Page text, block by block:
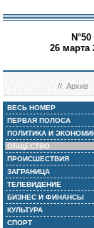
N°50
26 марта
//Архив
ВЕСЬ НОМЕР
ПЕРВАЯ ПОЛОСА
ПОЛИТИКА И
ОБЩЕСТВО
ПРОИСШЕСТВИЯ
ЗАГРАНИЦА
ТЕЛЕВИДЕНИЕ
БИЗНЕС И ФИНАНСЫ
КУЛЬТУРА
СПОРТ